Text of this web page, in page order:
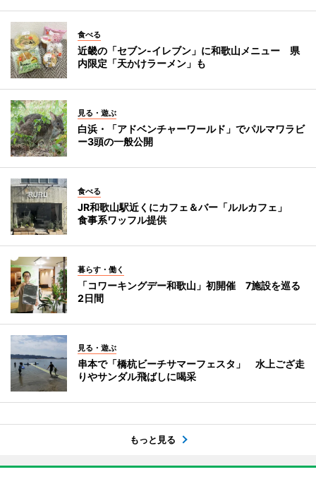
食べる
近畿の「セブン-イレブン」に和歌山メニュー 県
内限定「天かけラーメン」も
見る・遊ぶ
白浜・「アドベンチャーワールド」でパルマワラビ
ー3頭の一般公開
食べる
JR和歌山駅近くにカフェ＆バー「ルルカフェ」
食事系ワッフル提供
暮らす・働く
「コワーキングデー和歌山」初開催 7施設を巡る
2日間
見る・遊ぶ
串本で「橋杭ビーチサマーフェスタ」 水上ござ走
りやサンダル飛ばしに喝采
もっと見る